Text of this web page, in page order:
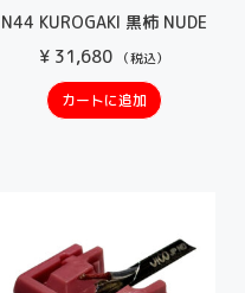
N44 KUROGAKI 黒柿 NUDE
¥31,680 （税込）
カートに追加